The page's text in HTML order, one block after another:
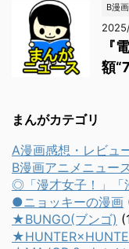
B漫
『
額
まんがカテゴリ
A漫画感想・レビュ
B漫画アニメニュー
◎「漫才女子！」「
●ニョッキーの漫画
★BUNGO(ブンゴ)